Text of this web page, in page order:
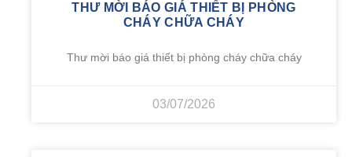
THƯ MỜI BÁO GIÁ THIẾT BỊ PHÒNG
CHÁY CHỮA CHÁY
Thư mời báo giá thiết bị phòng cháy chữa cháy
03/07/2026